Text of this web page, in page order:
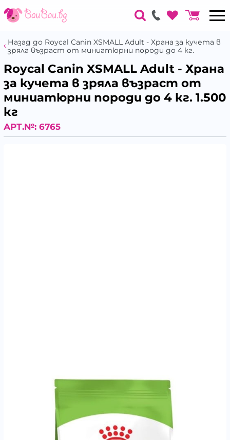
Назад до Roycal Canin XSMALL Adult - Храна за кучета в
зряла възраст от миниатюрни породи до 4 кг.
Roycal Canin XSMALL Adult - Храна
за кучета в зряла възраст от
миниатюрни породи до 4 кг. 1.500
кг
АРТ.№: 6765